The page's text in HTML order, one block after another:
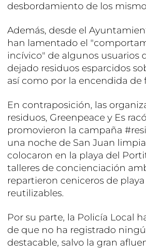
desbordamiento de los
Además, desde el
han lamentado el
incívico" de algunos usuarios
dejado residuos esparcidos
así como por la encendida de
En contraposición, las
residuos, Greenpeace y Es
promovieron la campaña
una noche de San Juan
colocaron en la playa del
talleres de concienciación
repartieron ceniceros de playa
reutilizables.
Por su parte, la Policía Local
de que no ha registrado
destacable, salvo la gran